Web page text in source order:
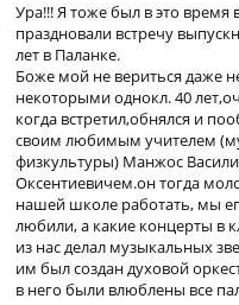
Ура!!! Я тоже был в это время
праздновали встречу
лет в Паланке.
Боже мой не вериться даже
некоторыми однокл. 40
когда встретил,обнялся и
своим любимым учителем
физкультуры) Манжос
Оксентиевичем.он тогда
нашей школе работать, мы
любили, а какие концерты в
из нас делал музыкальных
им был создан духовой
в него были влюблены все